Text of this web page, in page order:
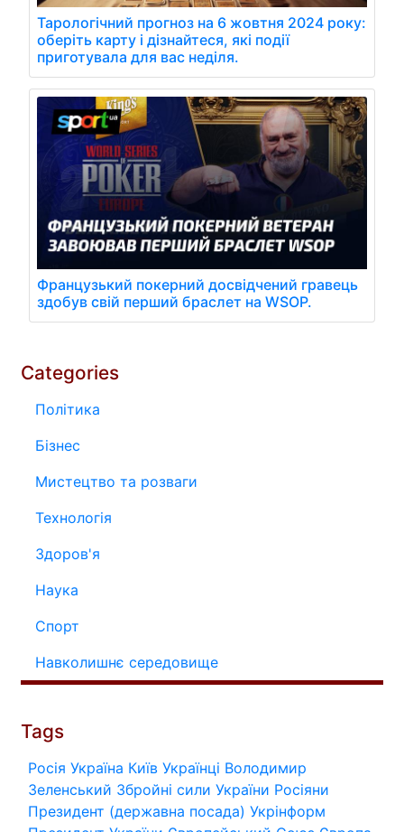
Тарологічний прогноз на 6 жовтня 2024 року:
оберіть карту і дізнайтеся, які події
приготувала для вас неділя.
Французький покерний досвідчений гравець
здобув свій перший браслет на WSOP.
Categories
Політика
Бізнес
Мистецтво та розваги
Технологія
Здоров'я
Наука
Спорт
Навколишнє середовище
Tags
Росія Україна Київ Українці Володимир
Зеленський Збройні сили України Росіяни
Президент (державна посада) Укрінформ